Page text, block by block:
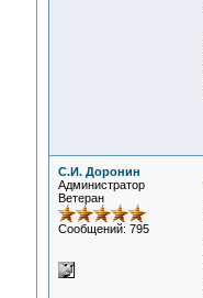
С.И. Доронин
Администратор
Ветеран
Сообщений: 795